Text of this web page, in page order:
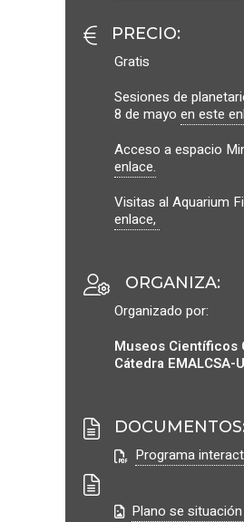
PRECIO:
Gratis
Sesiones de
8 de mayo en este
Acceso a espacio
enlace.
Visitas al Aquarium
enlace,
ORGANIZA:
Organizado por:
Museos Científicos
Cátedra EMALCSA-
DOCUMENTOS:
Programa
Plano se